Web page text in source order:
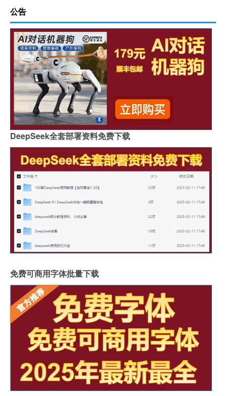
公告
DeepSeek全套部署资料免费下载
免费可商用字体批量下载